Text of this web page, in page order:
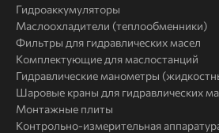
Гидроаккумуляторы
Маслоохладители (теплообменники)
Фильтры для гидравлических масел
Комплектующие для маслостанций
Гидравлические манометры
Шаровые краны для гидравлических
Монтажные плиты
Контрольно-измерительная